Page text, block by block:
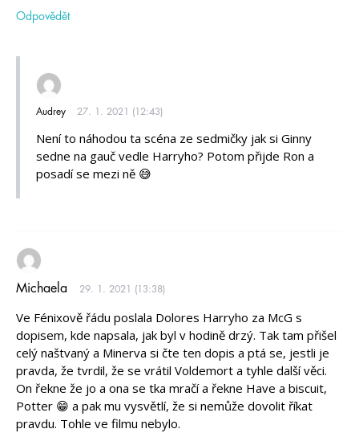
Odpovědět
Audrey 27. 1. 2021 (12:43)
Není to náhodou ta scéna ze sedmičky jak si Ginny
sedne na gauč vedle Harryho? Potom přijde Ron a
posadí se mezi ně 😅
Michaela 29. 1. 2021 (13:38)
Ve Fénixově řádu poslala Dolores Harryho za McG s
dopisem, kde napsala, jak byl v hodině drzý. Tak tam přišel
celý naštvaný a Minerva si čte ten dopis a ptá se, jestli je
pravda, že tvrdil, že se vrátil Voldemort a tyhle další věci.
On řekne že jo a ona se tka mračí a řekne Have a biscuit,
Potter 😁 a pak mu vysvětlí, že si nemůže dovolit říkat
pravdu. Tohle ve filmu nebylo.